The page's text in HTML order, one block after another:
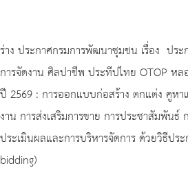
ร่าง ประกาศกรมการพัฒนาชุมชน เรื่อง ประ
การจัดงาน ศิลปาชีพ ประทีปไทย OTOP หล
ปี 2569 : การออกแบบก่อสร้าง ตกแต่ง คูห
งาน การส่งเสริมการขาย การประชาสัมพันธ์
ประเมินผลและการบริหารจัดการ ด้วยวิธีปร
bidding)